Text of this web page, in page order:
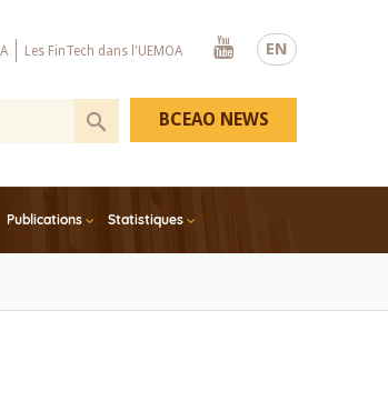
EN
Les FinTech dans l'UEMOA
Youtube
Publications Statistiques
BCEAO NEWS